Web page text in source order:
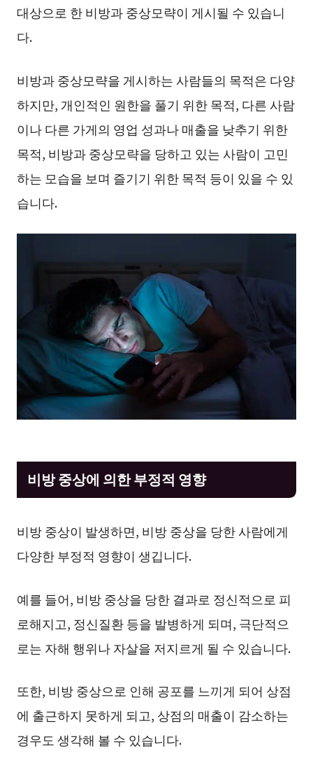
대상으로 한 비방과 중상모략이 게시될 수 있습니
다.
비방과 중상모략을 게시하는 사람들의 목적은 다양
하지만, 개인적인 원한을 풀기 위한 목적, 다른 사람
이나 다른 가게의 영업 성과나 매출을 낮추기 위한
목적, 비방과 중상모략을 당하고 있는 사람이 고민
하는 모습을 보며 즐기기 위한 목적 등이 있을 수 있
습니다.
비방 중상에 의한 부정적 영향
비방 중상이 발생하면, 비방 중상을 당한 사람에게
다양한 부정적 영향이 생깁니다.
예를 들어, 비방 중상을 당한 결과로 정신적으로 피
로해지고, 정신질환 등을 발병하게 되며, 극단적으
로는 자해 행위나 자살을 저지르게 될 수 있습니다.
또한, 비방 중상으로 인해 공포를 느끼게 되어 상점
에 출근하지 못하게 되고, 상점의 매출이 감소하는
경우도 생각해 볼 수 있습니다.